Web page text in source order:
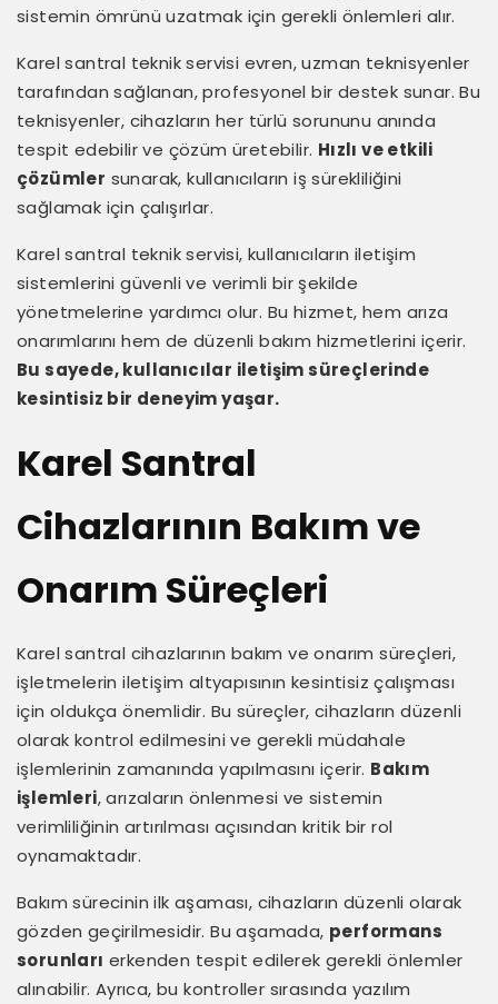
sistemin ömrünü uzatmak için gerekli önlemleri alır.
Karel santral teknik servisi evren, uzman teknisyenler
tarafından sağlanan, profesyonel bir destek sunar. Bu
teknisyenler, cihazların her türlü sorununu anında
tespit edebilir ve çözüm üretebilir. Hızlı ve etkili
çözümler sunarak, kullanıcıların iş sürekliliğini
sağlamak için çalışırlar.
Karel santral teknik servisi, kullanıcıların iletişim
sistemlerini güvenli ve verimli bir şekilde
yönetmelerine yardımcı olur. Bu hizmet, hem arıza
onarımlarını hem de düzenli bakım hizmetlerini içerir.
Bu sayede, kullanıcılar iletişim süreçlerinde
kesintisiz bir deneyim yaşar.
Karel Santral
Cihazlarının Bakım ve
Onarım Süreçleri
Karel santral cihazlarının bakım ve onarım süreçleri,
işletmelerin iletişim altyapısının kesintisiz çalışması
için oldukça önemlidir. Bu süreçler, cihazların düzenli
olarak kontrol edilmesini ve gerekli müdahale
işlemlerinin zamanında yapılmasını içerir. Bakım
işlemleri, arızaların önlenmesi ve sistemin
verimliliğinin artırılması açısından kritik bir rol
oynamaktadır.
Bakım sürecinin ilk aşaması, cihazların düzenli olarak
gözden geçirilmesidir. Bu aşamada, performans
sorunları erkenden tespit edilerek gerekli önlemler
alınabilir. Ayrıca, bu kontroller sırasında yazılım